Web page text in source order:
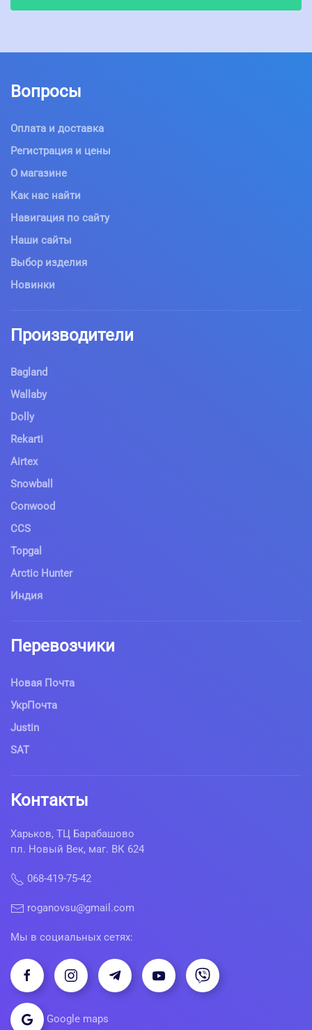
Вопросы
Оплата и доставка
Регистрация и цены
О магазине
Как нас найти
Навигация по сайту
Наши сайты
Выбор изделия
Новинки
Производители
Bagland
Wallaby
Dolly
Rekarti
Airtex
Snowball
Conwood
CCS
Topgal
Arctic Hunter
Индия
Перевозчики
Новая Почта
УкрПочта
Justin
SAT
Контакты
Харьков, ТЦ Барабашово
пл. Новый Век, маг. ВК 624
068-419-75-42
roganovsu@gmail.com
Мы в социальных сетях:
Google maps